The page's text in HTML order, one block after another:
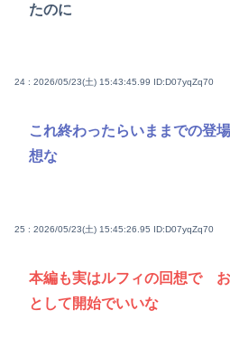
たのに
24 : 2026/05/23(土) 15:43:45.99 ID:D07yqZq70
これ終わったらいままでの登
想な
25 : 2026/05/23(土) 15:45:26.95 ID:D07yqZq70
本編も実はルフィの回想で
として開始でいいな